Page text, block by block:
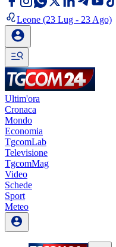
Leone (23 Lug - 23 Ago)
Ultim'ora
Cronaca
Mondo
Economia
TgcomLab
Televisione
TgcomMag
Video
Schede
Sport
Meteo